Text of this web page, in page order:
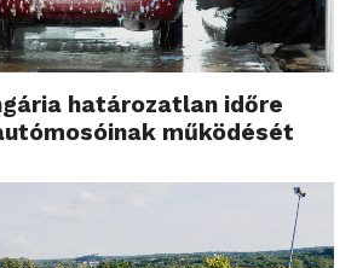
határozatlan időre
működését